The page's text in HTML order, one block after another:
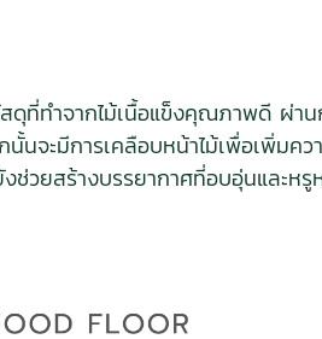
ดุที่ทำจากไม้เนื้อแข็งคุณภาพดี ผ่า
นั้นจะมีการเคลือบหน้าไม้เพื่อเพิ่ม
ช่วยสร้างบรรยากาศที่อบอุ่นและห